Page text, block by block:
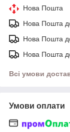
Нова Пошта
Нова Пошта
Нова Пошта
Нова Пошта
Всі умови
Умови оплати